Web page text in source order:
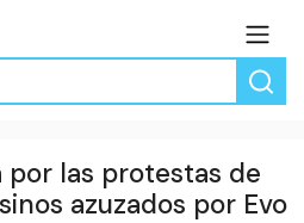
por las protestas de
azuzados por Evo